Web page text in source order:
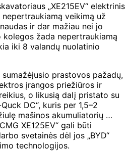
„XE215EV“ elektrinis
veikimą už
ir dar mažiau nei jo
žada nepertraukiamą
iki 8 valandų nuolatinio
sumažėjusio prastovos pažadų,
įrangos priežiūros ir
o likusią dalį pristato su
DC“, kuris per 1,5–2
mašinos akumuliatorių …
XE125EV“ gali būti
svetainės dėl jos „BYD“
technologijos.